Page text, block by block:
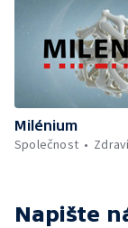
Milénium
Společnost
Napište